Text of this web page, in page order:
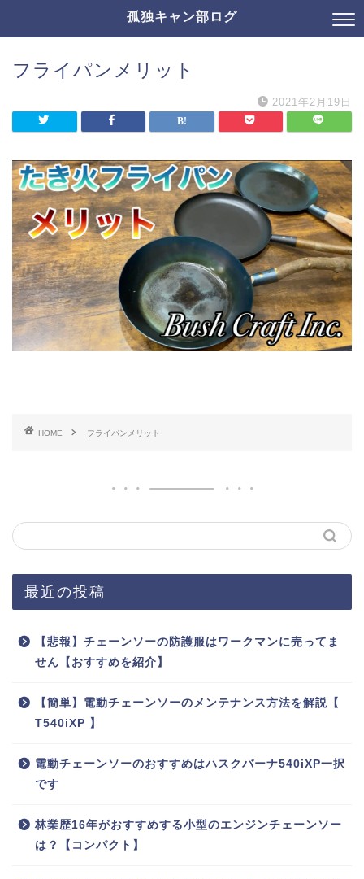
孤独キャン部ログ
フライパンメリット
2021年2月19日
HOME フライパンメリット
最近の投稿
【悲報】チェーンソーの防護服はワークマンに売ってま
せん【おすすめを紹介】
【簡単】電動チェーンソーのメンテナンス方法を解説【
T540iXP 】
電動チェーンソーのおすすめはハスクバーナ540iXP一択
です
林業歴16年がおすすめする小型のエンジンチェーンソー
は？【コンパクト】